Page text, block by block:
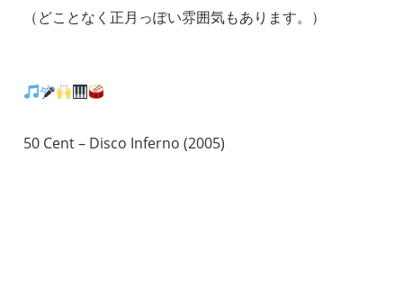
（どことなく正月っぽい雰囲気もあります。）
50 Cent – Disco Inferno (2005)